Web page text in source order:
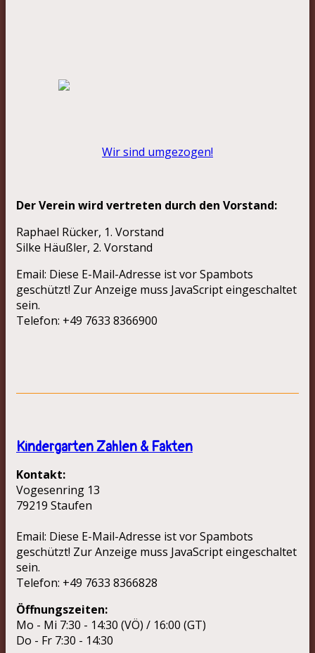
Wir sind umgezogen!
Der Verein wird vertreten durch den Vorstand:
Raphael Rücker, 1. Vorstand
Silke Häußler, 2. Vorstand
Email: Diese E-Mail-Adresse ist vor Spambots
geschützt! Zur Anzeige muss JavaScript eingeschaltet
sein.
Telefon: +49 7633 8366900
Kindergarten Zahlen & Fakten
Kontakt:
Vogesenring 13
79219 Staufen
Email: Diese E-Mail-Adresse ist vor Spambots
geschützt! Zur Anzeige muss JavaScript eingeschaltet
sein.
Telefon: +49 7633 8366828
Öffnungszeiten:
Mo - Mi 7:30 - 14:30 (VÖ) / 16:00 (GT)
Do - Fr 7:30 - 14:30